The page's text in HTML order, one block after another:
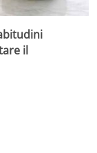
il